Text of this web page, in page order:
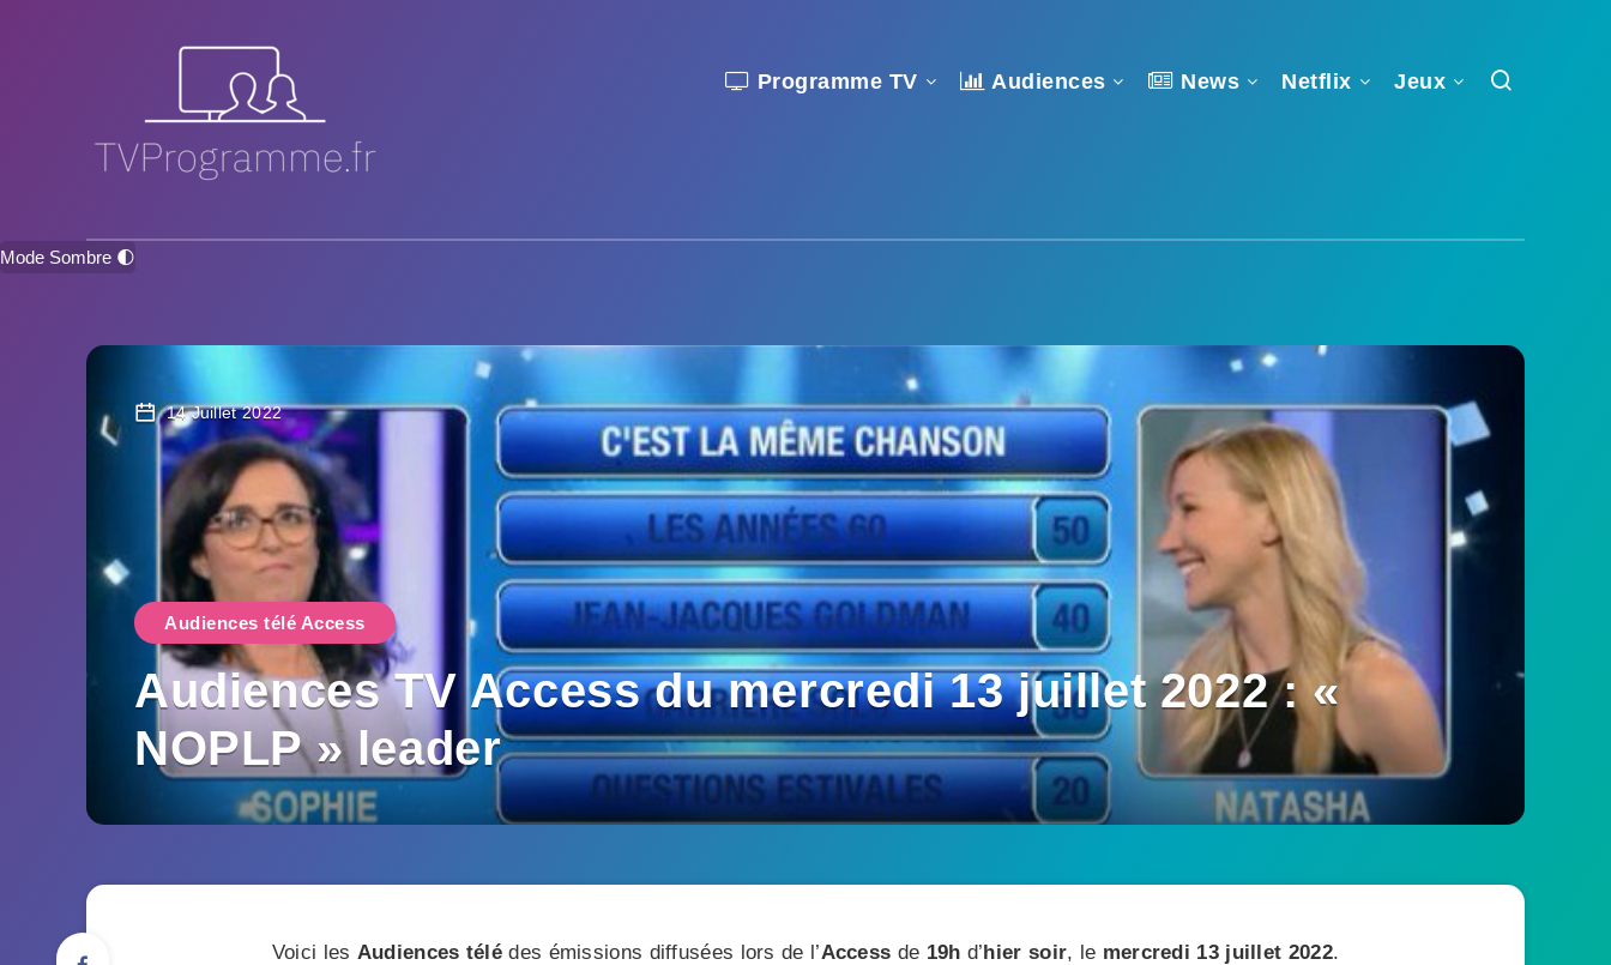
Programme TV Audiences News Netflix Jeux
Mode Sombre 🌓
14 Juillet 2022
Audiences télé Access
Audiences TV Access du mercredi 13 juillet 2022 : «
NOPLP » leader
Voici les Audiences télé des émissions diffusées lors de l’Access de 19h d’hier soir, le mercredi 13 juillet 2022.